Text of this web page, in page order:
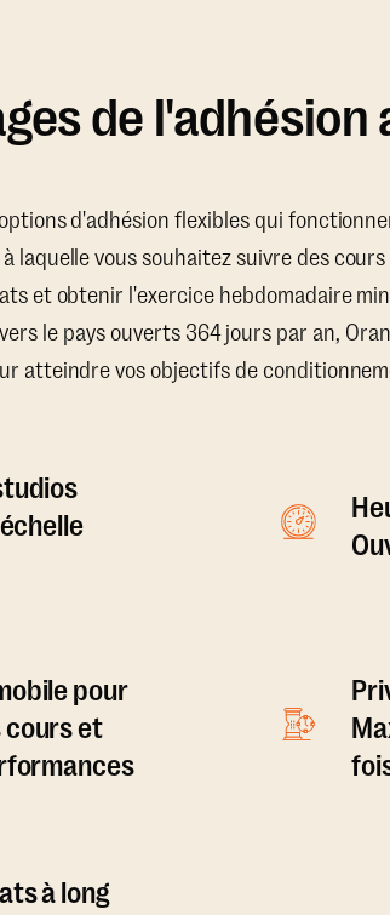
de
d'adhésion flexibles qui
vous souhaitez suivre des
et obtenir l'exercice hebdomadaire
le pays ouverts 364 jours par an,
atteindre vos objectifs de
pour
et
à long